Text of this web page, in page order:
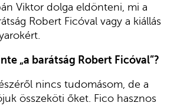
Viktor dolga eldönteni, mi a
Robert Ficóval vagy a kiállás
„a barátság Robert Ficóval”?
nincs tudomásom, de a
összeköti őket. Fico hasznos